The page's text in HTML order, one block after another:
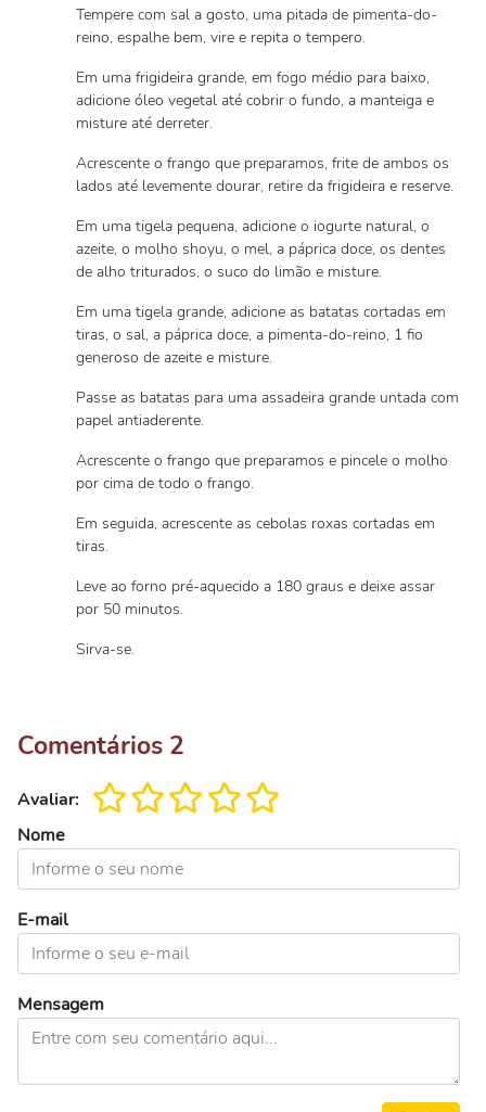
Tempere com sal a gosto, uma pitada de pimenta-do-
reino, espalhe bem, vire e repita o tempero.
Em uma frigideira grande, em fogo médio para baixo,
adicione óleo vegetal até cobrir o fundo, a manteiga e
misture até derreter.
Acrescente o frango que preparamos, frite de ambos os
lados até levemente dourar, retire da frigideira e reserve.
Em uma tigela pequena, adicione o iogurte natural, o
azeite, o molho shoyu, o mel, a páprica doce, os dentes
de alho triturados, o suco do limão e misture.
Em uma tigela grande, adicione as batatas cortadas em
tiras, o sal, a páprica doce, a pimenta-do-reino, 1 fio
generoso de azeite e misture.
Passe as batatas para uma assadeira grande untada com
papel antiaderente.
Acrescente o frango que preparamos e pincele o molho
por cima de todo o frango.
Em seguida, acrescente as cebolas roxas cortadas em
tiras.
Leve ao forno pré-aquecido a 180 graus e deixe assar
por 50 minutos.
Sirva-se.
Comentários 2
Avaliar:
Nome
E-mail
Mensagem